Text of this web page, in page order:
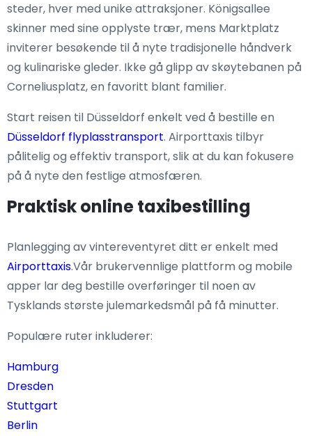
steder, hver med unike attraksjoner. Königsallee
skinner med sine opplyste trær, mens Marktplatz
inviterer besøkende til å nyte tradisjonelle håndverk
og kulinariske gleder. Ikke gå glipp av skøytebanen på
Corneliusplatz, en favoritt blant familier.
Start reisen til Düsseldorf enkelt ved å bestille en
Düsseldorf flyplasstransport. Airporttaxis tilbyr
pålitelig og effektiv transport, slik at du kan fokusere
på å nyte den festlige atmosfæren.
Praktisk online taxibestilling
Planlegging av vintereventyret ditt er enkelt med
Airporttaxis.Vår brukervennlige plattform og mobile
apper lar deg bestille overføringer til noen av
Tysklands største julemarkedsmål på få minutter.
Populære ruter inkluderer:
Hamburg
Dresden
Stuttgart
Berlin